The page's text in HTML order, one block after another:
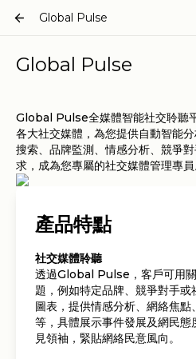
Global Pulse
Global Pulse
Global Pulse全媒體智能社交聆聽
各大社交媒體，為您提供自動智能
搜索、品牌監測、情感分析、競爭
求，成為您專屬的社交媒體管理專員
產品特點
社交媒體聆聽
透過Global Pulse，客戶可用
題，例如特定品牌、競爭對手
圖表，提供情感分析、網絡焦
等，具體展示事件發展及網民
見領袖，緊貼網絡民意風向。